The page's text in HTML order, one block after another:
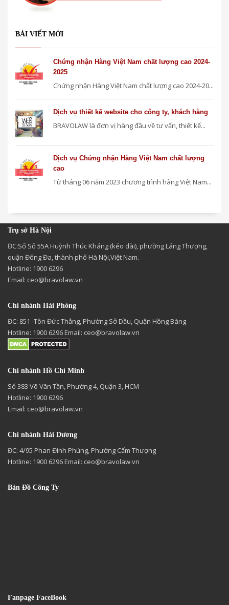
BÀI VIẾT MỚI
Chứng nhận Hàng Việt Nam chất lượng cao 2024-
2025
Chứng nhận Hàng Việt Nam chất lượng cao 2024-20...
Dịch vụ thiết kế website cho công ty, khách hàng
BRAVOLAW là đơn vị hàng đầu về tư vấn, thiết kế...
Dịch vụ Chứng nhận Hàng Việt Nam chất lượng
cao
Từ tháng 06 năm 2023 chương trình hàng Việt Nam...
Trụ sở Hà Nội
ĐC:Số Số 55A Huỳnh Thúc Kháng (kéo dài), phường Láng Thượng,
quận Đống Đa, thành phố Hà Nội,Việt Nam.
Hotline: 1900 6296
Email: ceo@bravolaw.vn
Chi nhánh Hải Phòng
ĐC: 851 -Tôn Đức Thắng, Phường Sở Dầu, Quận Hồng Bàng
Hotline: 1900 6296 Email: ceo@bravolaw.vn
Chi nhánh Hồ Chí Minh
Số 383 Võ Văn Tần, Phường 4, Quận 3, HCM
Hotline: 1900 6296
Email: ceo@bravolaw.vn
Chi nhánh Hải Dương
ĐC: 4/95 Phan Đình Phùng, Phường Cẩm Thượng
Hotline: 1900 6296 Email: ceo@bravolaw.vn
Bản Đồ Công Ty
Fanpage FaceBook